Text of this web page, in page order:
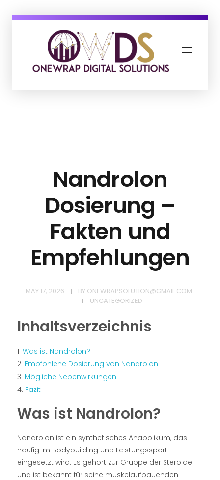
Nandrolon
Dosierung –
Fakten und
Empfehlungen
MAY 17, 2026 BY ONEWRAPSOLUTION@GMAIL.COM
UNCATEGORIZED
Inhaltsverzeichnis
Was ist Nandrolon?
Empfohlene Dosierung von Nandrolon
Mögliche Nebenwirkungen
Fazit
Was ist Nandrolon?
Nandrolon ist ein synthetisches Anabolikum, das
häufig im Bodybuilding und Leistungssport
eingesetzt wird. Es gehört zur Gruppe der Steroide
und ist bekannt für seine muskelaufbauenden